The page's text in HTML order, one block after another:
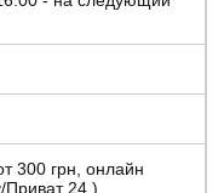
300 грн, онлайн
Приват 24 )